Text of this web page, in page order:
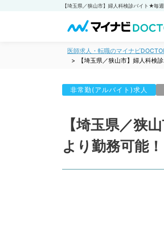
医師求人・転職のマイナビ
【埼玉県／狭山市】婦人科検
非常勤(アルバイト)求人
【埼玉県／狭
より勤務可能